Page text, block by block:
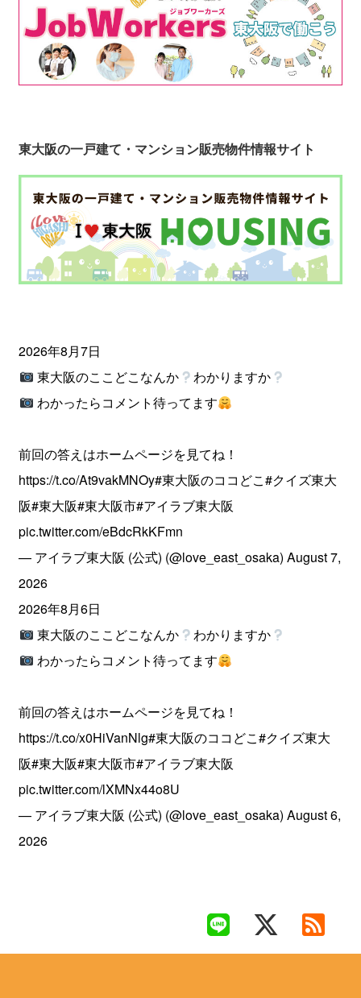
東大阪の一戸建て・マンション販売物件情報サイト
2026年8月7日
東大阪のここどこなんか
わかりますか
わかったらコメント待ってます
前回の答えはホームページを見てね！
https://t.co/At9vakMNOy#東大阪のココどこ#クイズ東大
阪#東大阪#東大阪市#アイラブ東大阪
pic.twitter.com/eBdcRkKFmn
— アイラブ東大阪 (公式) (@love_east_osaka)August 7,
2026
2026年8月6日
東大阪のここどこなんか
わかりますか
わかったらコメント待ってます
前回の答えはホームページを見てね！
https://t.co/x0HiVanNlg#東大阪のココどこ#クイズ東大
阪#東大阪#東大阪市#アイラブ東大阪
pic.twitter.com/lXMNx44o8U
— アイラブ東大阪 (公式) (@love_east_osaka)August 6,
2026